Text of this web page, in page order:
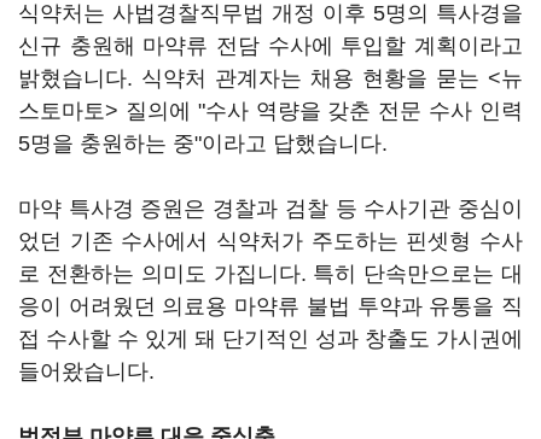
식약처는 사법경찰직무법 개정 이후 5명의 특사경을
신규 충원해 마약류 전담 수사에 투입할 계획이라고
밝혔습니다. 식약처 관계자는 채용 현황을 묻는 <뉴
스토마토> 질의에 "수사 역량을 갖춘 전문 수사 인력
5명을 충원하는 중"이라고 답했습니다.
마약 특사경 증원은 경찰과 검찰 등 수사기관 중심이
었던 기존 수사에서 식약처가 주도하는 핀셋형 수사
로 전환하는 의미도 가집니다. 특히 단속만으로는 대
응이 어려웠던 의료용 마약류 불법 투약과 유통을 직
접 수사할 수 있게 돼 단기적인 성과 창출도 가시권에
들어왔습니다.